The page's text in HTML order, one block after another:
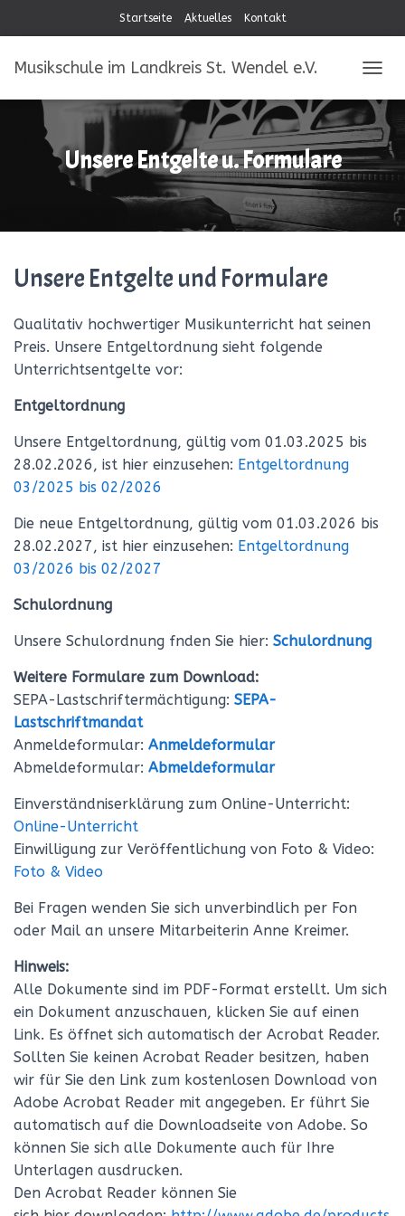
Startseite Aktuelles Kontakt
Musikschule im Landkreis St. Wendel e.V.
Unsere Entgelte u. Formulare
Unsere Entgelte und Formulare
Qualitativ hochwertiger Musikunterricht hat seinen
Preis. Unsere Entgeltordnung sieht folgende
Unterrichtsentgelte vor:
Entgeltordnung
Unsere Entgeltordnung, gültig vom 01.03.2025 bis
28.02.2026, ist hier einzusehen: Entgeltordnung
03/2025 bis 02/2026
Die neue Entgeltordnung, gültig vom 01.03.2026 bis
28.02.2027, ist hier einzusehen: Entgeltordnung
03/2026 bis 02/2027
Schulordnung
Unsere Schulordnung fnden Sie hier: Schulordnung
Weitere Formulare zum Download:
SEPA-Lastschriftermächtigung: SEPA-
Lastschriftmandat
Anmeldeformular: Anmeldeformular
Abmeldeformular: Abmeldeformular
Einverständniserklärung zum Online-Unterricht:
Online-Unterricht
Einwilligung zur Veröffentlichung von Foto & Video:
Foto & Video
Bei Fragen wenden Sie sich unverbindlich per Fon
oder Mail an unsere Mitarbeiterin Anne Kreimer.
Hinweis:
Alle Dokumente sind im PDF-Format erstellt. Um sich
ein Dokument anzuschauen, klicken Sie auf einen
Link. Es öffnet sich automatisch der Acrobat Reader.
Sollten Sie keinen Acrobat Reader besitzen, haben
wir für Sie den Link zum kostenlosen Download von
Adobe Acrobat Reader mit angegeben. Er führt Sie
automatisch auf die Downloadseite von Adobe. So
können Sie sich alle Dokumente auch für Ihre
Unterlagen ausdrucken.
Den Acrobat Reader können Sie